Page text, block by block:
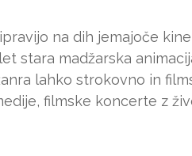
na dih jemajoče
stara madžarska
lahko strokovno in
filmske koncerte z